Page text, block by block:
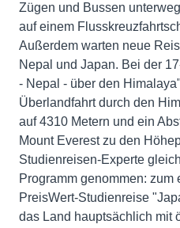
Zügen und Bussen
auf einem
Außerdem warten neue
Nepal und Japan. Bei der
- Nepal - über den
Überlandfahrt durch den
auf 4310 Metern und ein
Mount Everest zu den
Studienreisen-Experte
Programm genommen:
PreisWert-Studienreise
das Land hauptsächlich mit